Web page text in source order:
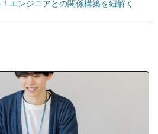
エンジニアとの関係構築を紐解く